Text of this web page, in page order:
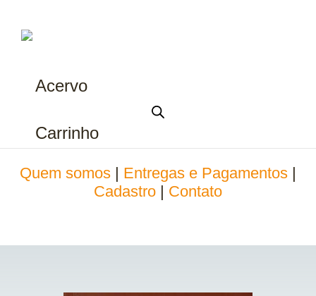
Acervo
Carrinho
Quem somos Entregas e Pagamentos
Cadastro
Contato